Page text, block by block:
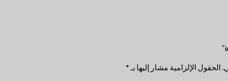
الحقول الإلزامية مشار إليها بـ *